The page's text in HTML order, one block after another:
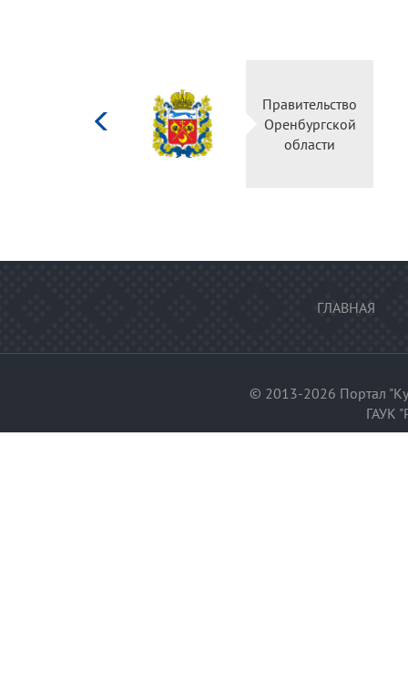
Правительство
Оренбургской
области
ГЛАВНАЯ
© 2013-2026 Портал
ГАУК